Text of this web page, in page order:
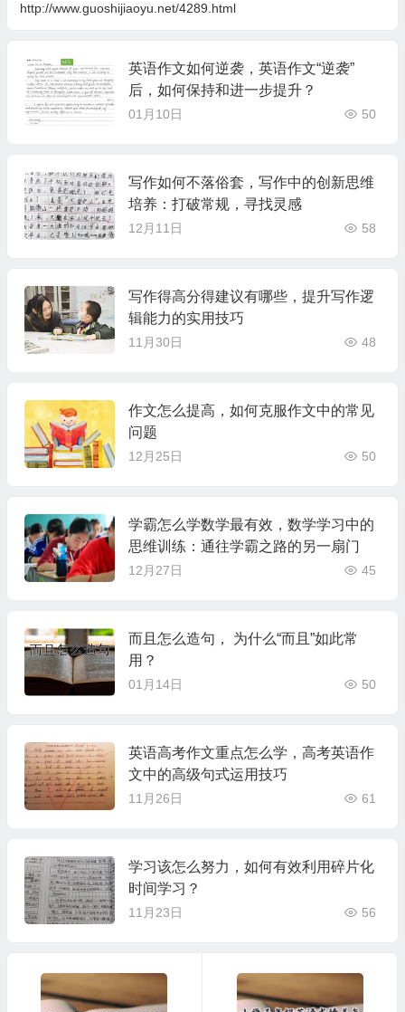
http://www.guoshijiaoyu.net/4289.html
英语作文如何逆袭，英语作文“逆袭”
后，如何保持和进一步提升？
01月10日 50
写作如何不落俗套，写作中的创新思维
培养：打破常规，寻找灵感
12月11日 58
写作得高分得建议有哪些，提升写作逻
辑能力的实用技巧
11月30日 48
作文怎么提高，如何克服作文中的常见
问题
12月25日 50
学霸怎么学数学最有效，数学学习中的
思维训练：通往学霸之路的另一扇门
12月27日 45
而且怎么造句， 为什么“而且”如此常
用？
01月14日 50
英语高考作文重点怎么学，高考英语作
文中的高级句式运用技巧
11月26日 61
学习该怎么努力，如何有效利用碎片化
时间学习？
11月23日 56